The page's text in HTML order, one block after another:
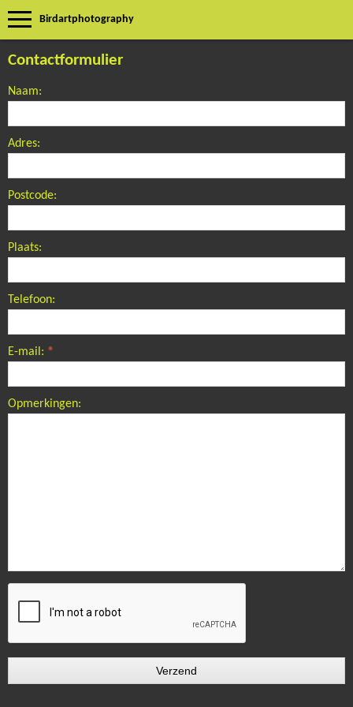
Birdartphotography
Contactformulier
Naam:
Adres:
Postcode:
Plaats:
Telefoon:
E-mail: *
Opmerkingen: